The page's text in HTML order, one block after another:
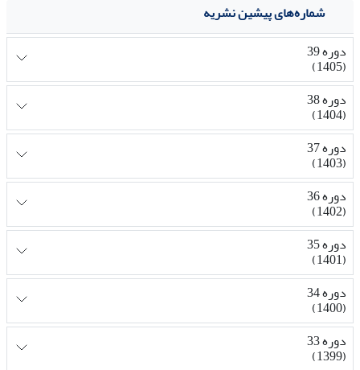
شماره‌های پیشین نشریه
دوره 39
(1405)
دوره 38
(1404)
دوره 37
(1403)
دوره 36
(1402)
دوره 35
(1401)
دوره 34
(1400)
دوره 33
(1399)